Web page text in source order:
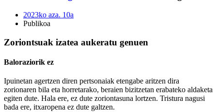
2023ko aza. 10a
Publikoa
Zoriontsuak izatea aukeratu genuen
Baloraziorik ez
Ipuinetan agertzen diren pertsonaiak etengabe aritzen dira
zorionaren bila eta horretarako, beraien bizitzetan erabateko aldaketa
egiten dute. Hala ere, ez dute zoriontasuna lortzen. Tristura nagusi
bada ere, itxaropena ez dute galtzen.